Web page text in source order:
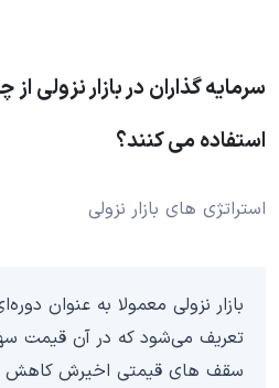
سرمایه گذاران در بازار نزولی
استفاده می کنند؟
استراتژی های بازار نزولی
بازار نزولی معمولا به عنوان
سقف های قیمتی اخیرش کاهش